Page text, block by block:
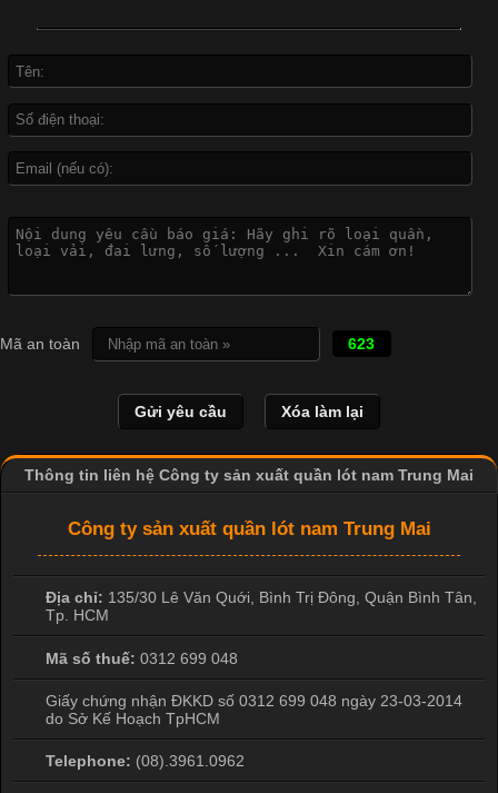
Không chỉ xuất hiện trong thời trang thường ngày, áo phông còn
được ứng dụng rộng rãi trong ngành sản xuất may mặc, đặc
biệt là các sản phẩm từ vải thun. Hiện nay,
Đại
Cập nhật 2026-04-21 15:41:03
In Chuyển Nhiệt Là Gì? Công Nghệ In Hiện Đại Trong Ngành
May Mặc Trong ngành in ấn và thời trang, in chuyển nhiệt đang
hình ảnh sắc nét và bền màu. Đặc biệt, kỹ thuật này được ứng
dụng rộng rãi trong sản xuất áo thun, đồ thể thao
Mã an toàn 623
Thông tin liên hệ Công ty sản xuất quần lót nam Trung Mai
Công ty sản xuất quần lót nam Trung Mai
Địa chỉ: 135/30 Lê Văn Quới, Bình Trị Đông, Quận Bình Tân,
Tp. HCM
Mã số thuế: 0312 699 048
Giấy chứng nhận ĐKKD số 0312 699 048 ngày 23-03-2014
do Sở Kế Hoạch TpHCM
Telephone: (08).3961.0962